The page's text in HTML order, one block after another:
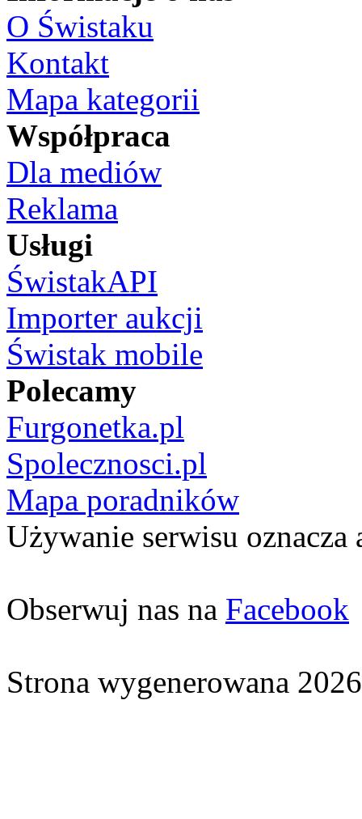
O Świstaku
Kontakt
Mapa kategorii
Współpraca
Dla mediów
Reklama
Usługi
ŚwistakAPI
Importer aukcji
Świstak mobile
Polecamy
Furgonetka.pl
Spolecznosci.pl
Mapa poradników
Używanie serwisu oznacza
Obserwuj nas na Facebook
Strona wygenerowana